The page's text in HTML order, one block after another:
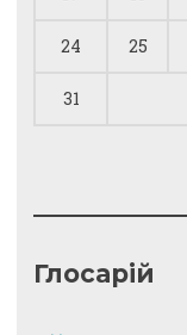
24 25
31
Глосарій